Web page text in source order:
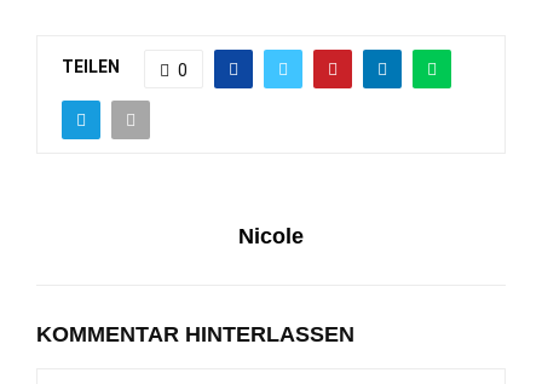
TEILEN 0
Nicole
KOMMENTAR HINTERLASSEN